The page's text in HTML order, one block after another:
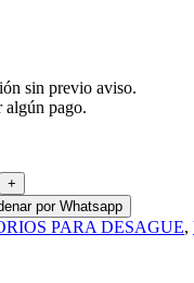
sin previo aviso.
algún pago.
por Whatsapp
PARA DESAGUE,